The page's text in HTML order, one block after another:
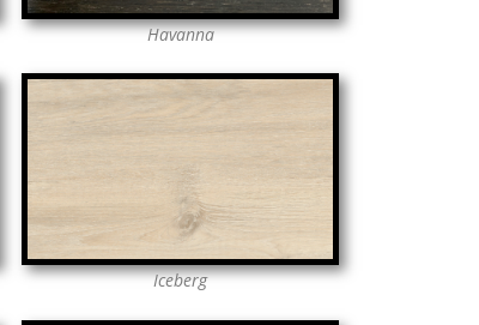
Havanna
Iceberg